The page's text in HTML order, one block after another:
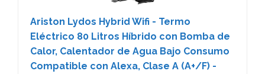
Ariston Lydos Hybrid Wifi - Termo
Eléctrico 80 Litros Híbrido con Bomba de
Calor, Calentador de Agua Bajo Consumo
Compatible con Alexa, Clase A (A+/F) -